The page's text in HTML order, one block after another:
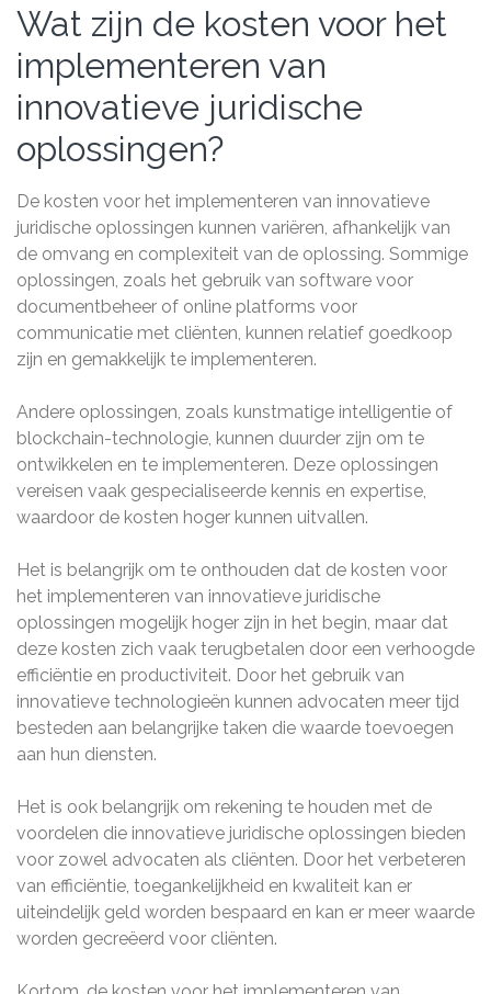
Wat zijn de kosten voor het
implementeren van
innovatieve juridische
oplossingen?
De kosten voor het implementeren van innovatieve
juridische oplossingen kunnen variëren, afhankelijk van
de omvang en complexiteit van de oplossing. Sommige
oplossingen, zoals het gebruik van software voor
documentbeheer of online platforms voor
communicatie met cliënten, kunnen relatief goedkoop
zijn en gemakkelijk te implementeren.
Andere oplossingen, zoals kunstmatige intelligentie of
blockchain-technologie, kunnen duurder zijn om te
ontwikkelen en te implementeren. Deze oplossingen
vereisen vaak gespecialiseerde kennis en expertise,
waardoor de kosten hoger kunnen uitvallen.
Het is belangrijk om te onthouden dat de kosten voor
het implementeren van innovatieve juridische
oplossingen mogelijk hoger zijn in het begin, maar dat
deze kosten zich vaak terugbetalen door een verhoogde
efficiëntie en productiviteit. Door het gebruik van
innovatieve technologieën kunnen advocaten meer tijd
besteden aan belangrijke taken die waarde toevoegen
aan hun diensten.
Het is ook belangrijk om rekening te houden met de
voordelen die innovatieve juridische oplossingen bieden
voor zowel advocaten als cliënten. Door het verbeteren
van efficiëntie, toegankelijkheid en kwaliteit kan er
uiteindelijk geld worden bespaard en kan er meer waarde
worden gecreëerd voor cliënten.